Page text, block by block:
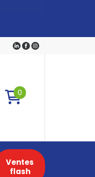
0
Ventes
flash